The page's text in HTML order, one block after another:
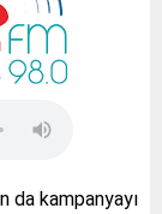
da kampanyayı